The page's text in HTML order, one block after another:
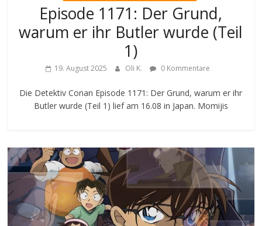
Episode 1171: Der Grund,
warum er ihr Butler wurde (Teil
1)
19. August 2025 Oli K. 0 Kommentare
Die Detektiv Conan Episode 1171: Der Grund, warum er ihr
Butler wurde (Teil 1) lief am 16.08 in Japan. Momijis